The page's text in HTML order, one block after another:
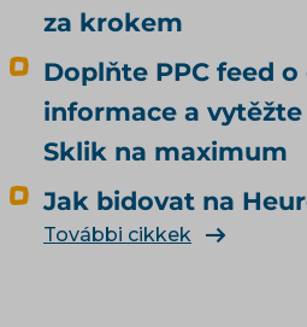
za krokem
Doplňte PPC feed
informace a vytěžte
Sklik na maximum
Jak bidovat na
További cikkek